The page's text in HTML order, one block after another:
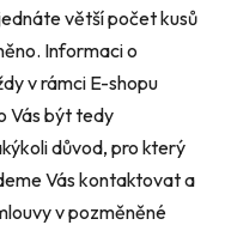
větší počet kusů
Informaci o
v rámci E-shopu
Vás být tedy
důvod, pro který
Vás kontaktovat a
v pozměněné